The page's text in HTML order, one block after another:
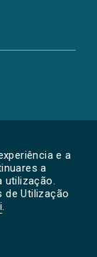
e a
a
utilização.
de Utilização
.